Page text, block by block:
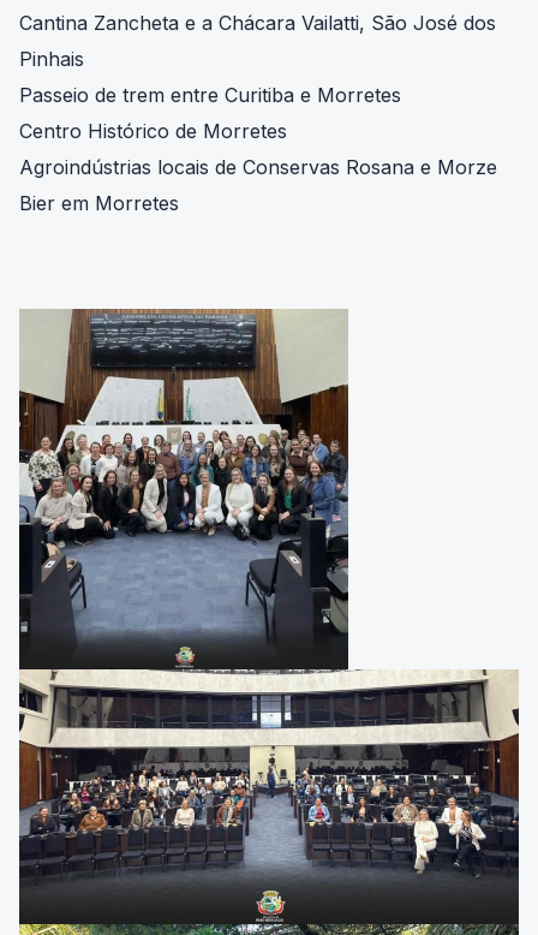
Cantina Zancheta e a Chácara Vailatti, São José dos
Pinhais
Passeio de trem entre Curitiba e Morretes
Centro Histórico de Morretes
Agroindústrias locais de Conservas Rosana e Morze
Bier em Morretes